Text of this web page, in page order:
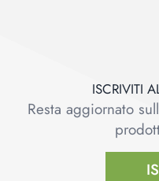
ISCRIVITI
Resta aggiornato